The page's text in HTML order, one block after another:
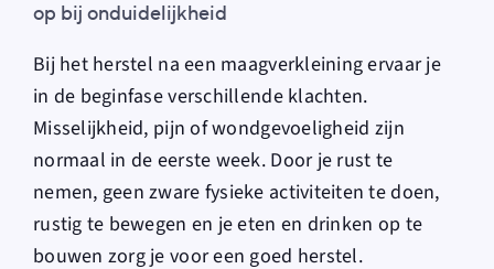
op bij onduidelijkheid
Bij het herstel na een maagverkleining ervaar je
in de beginfase verschillende klachten.
Misselijkheid, pijn of wondgevoeligheid zijn
normaal in de eerste week. Door je rust te
nemen, geen zware fysieke activiteiten te doen,
rustig te bewegen en je eten en drinken op te
bouwen zorg je voor een goed herstel.